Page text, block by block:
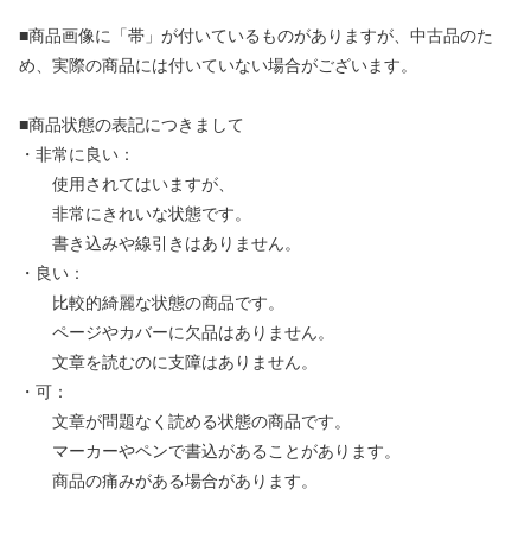
■商品画像に「帯」が付いているものがありますが、中古品のた
め、実際の商品には付いていない場合がございます。
■商品状態の表記につきまして
・非常に良い：
使用されてはいますが、
非常にきれいな状態です。
書き込みや線引きはありません。
・良い：
比較的綺麗な状態の商品です。
ページやカバーに欠品はありません。
文章を読むのに支障はありません。
・可：
文章が問題なく読める状態の商品です。
マーカーやペンで書込があることがあります。
商品の痛みがある場合があります。